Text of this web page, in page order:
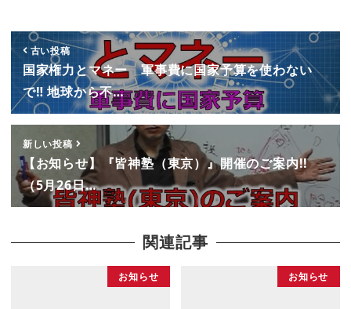
古い投稿
国家権力とマネー 軍事費に国家予算を使わない
で‼ 地球から不…
新しい投稿
【お知らせ】『皆神塾（東京）』開催のご案内!!
（5月26日…
関連記事
お知らせ お知らせ